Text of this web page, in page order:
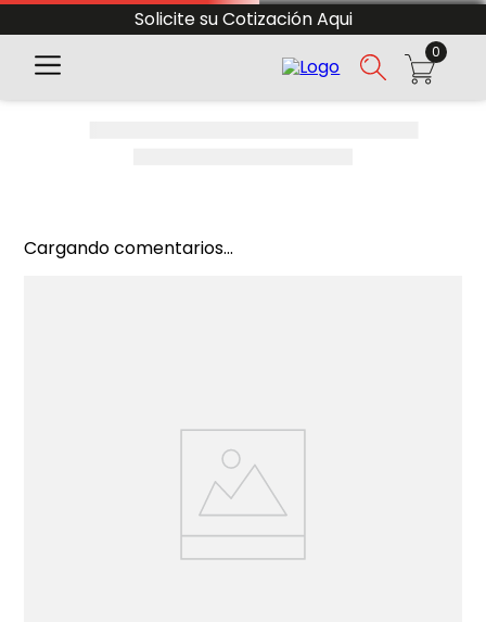
Solicite su Cotización Aqui
0
Cargando comentarios...